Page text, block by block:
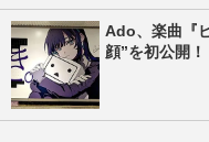
Ado、楽曲『
顔”を初公開